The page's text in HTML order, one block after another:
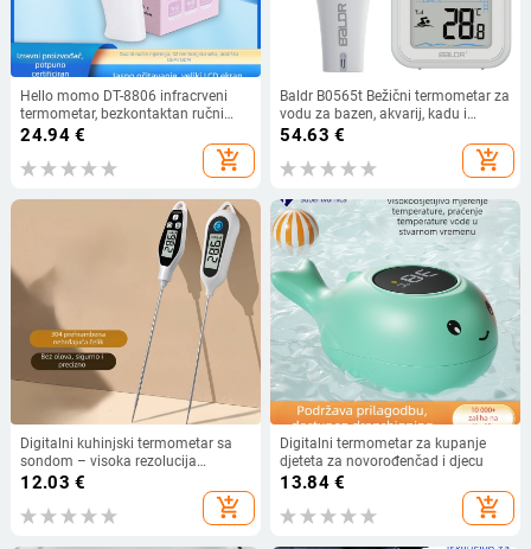
Hello momo DT-8806 infracrveni
termometar, bezkontaktan ručni
termometar, raspon mjerenja 32–
24.94€
add_shopping_cart
Baldr B0565t Bežični termometar za
vodu za bazen, akvarij, kadu i
ribnjak — raspon 0–90°
54.63 €
add_shopping_cart
Digitalni kuhinjski termometar sa
sondom – visoka rezolucija
mjerenja temperature za vodu, ulje,
12.03 €
add_shopping_cart
Digitalni termometar za kupanje
djeteta za novorođenčad i djecu
13.84€
add_shopping_cart